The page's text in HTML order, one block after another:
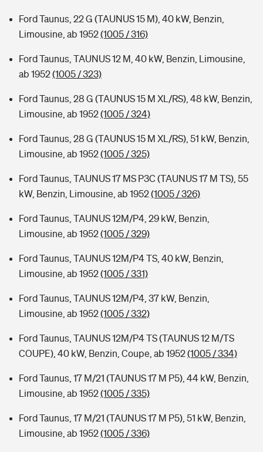
Ford Taunus, 22 G (TAUNUS 15 M), 40 kW, Benzin,
Limousine, ab 1952(1005 / 316)
Ford Taunus, TAUNUS 12 M, 40 kW, Benzin, Limousine,
ab 1952(1005 / 323)
Ford Taunus, 28 G (TAUNUS 15 M XL/RS), 48 kW, Benzin,
Limousine, ab 1952(1005 / 324)
Ford Taunus, 28 G (TAUNUS 15 M XL/RS), 51 kW, Benzin,
Limousine, ab 1952(1005 / 325)
Ford Taunus, TAUNUS 17 MS P3C (TAUNUS 17 M TS), 55
kW, Benzin, Limousine, ab 1952(1005 / 326)
Ford Taunus, TAUNUS 12M/P4, 29 kW, Benzin,
Limousine, ab 1952(1005 / 329)
Ford Taunus, TAUNUS 12M/P4 TS, 40 kW, Benzin,
Limousine, ab 1952(1005 / 331)
Ford Taunus, TAUNUS 12M/P4, 37 kW, Benzin,
Limousine, ab 1952(1005 / 332)
Ford Taunus, TAUNUS 12M/P4 TS (TAUNUS 12 M/TS
COUPE), 40 kW, Benzin, Coupe, ab 1952(1005 / 334)
Ford Taunus, 17 M/21 (TAUNUS 17 M P5), 44 kW, Benzin,
Limousine, ab 1952(1005 / 335)
Ford Taunus, 17 M/21 (TAUNUS 17 M P5), 51 kW, Benzin,
Limousine, ab 1952(1005 / 336)